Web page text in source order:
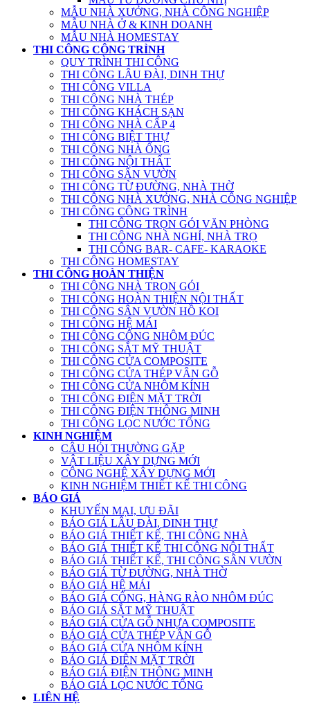
MẪU NHÀ XƯỞNG, NHÀ CÔNG NGHIỆP
MẪU NHÀ Ở & KINH DOANH
MẪU NHÀ HOMESTAY
THI CÔNG CÔNG TRÌNH
QUY TRÌNH THI CÔNG
THI CÔNG LÂU ĐÀI, DINH THỰ
THI CÔNG VILLA
THI CÔNG NHÀ THÉP
THI CÔNG KHÁCH SẠN
THI CÔNG NHÀ CẤP 4
THI CÔNG BIỆT THỰ
THI CÔNG NHÀ ỐNG
THI CÔNG NỘI THẤT
THI CÔNG SÂN VƯỜN
THI CÔNG TỪ ĐƯỜNG, NHÀ THỜ
THI CÔNG NHÀ XƯỞNG, NHÀ CÔNG NGHIỆP
THI CÔNG CÔNG TRÌNH
THI CÔNG TRỌN GÓI VĂN PHÒNG
THI CÔNG NHÀ NGHỈ, NHÀ TRỌ
THI CÔNG BAR- CAFE- KARAOKE
THI CÔNG HOMESTAY
THI CÔNG HOÀN THIỆN
THI CÔNG NHÀ TRỌN GÓI
THI CÔNG HOÀN THIỆN NỘI THẤT
THI CÔNG SÂN VƯỜN HỒ KOI
THI CÔNG HỆ MÁI
THI CÔNG CỔNG NHÔM ĐÚC
THI CÔNG SẮT MỸ THUẬT
THI CÔNG CỬA COMPOSITE
THI CÔNG CỬA THÉP VÂN GỖ
THI CÔNG CỬA NHÔM KÍNH
THI CÔNG ĐIỆN MẶT TRỜI
THI CÔNG ĐIỆN THÔNG MINH
THI CÔNG LỌC NƯỚC TỔNG
KINH NGHIỆM
CÂU HỎI THƯỜNG GẶP
VẬT LIỆU XÂY DỰNG MỚI
CÔNG NGHỆ XÂY DỰNG MỚI
KINH NGHIỆM THIẾT KẾ THI CÔNG
BÁO GIÁ
KHUYẾN MẠI, ƯU ĐÃI
BÁO GIÁ LÂU ĐÀI, DINH THỰ
BÁO GIÁ THIẾT KẾ, THI CÔNG NHÀ
BÁO GIÁ THIẾT KẾ THI CÔNG NỘI THẤT
BÁO GIÁ THIẾT KẾ, THI CÔNG SÂN VƯỜN
BÁO GIÁ TỪ ĐƯỜNG, NHÀ THỜ
BÁO GIÁ HỆ MÁI
BÁO GIÁ CỔNG, HÀNG RÀO NHÔM ĐÚC
BÁO GIÁ SẮT MỸ THUẬT
BÁO GIÁ CỬA GỖ NHỰA COMPOSITE
BÁO GIÁ CỬA THÉP VÂN GỖ
BÁO GIÁ CỬA NHÔM KÍNH
BÁO GIÁ ĐIỆN MẶT TRỜI
BÁO GIÁ ĐIỆN THÔNG MINH
BÁO GIÁ LỌC NƯỚC TỔNG
LIÊN HỆ